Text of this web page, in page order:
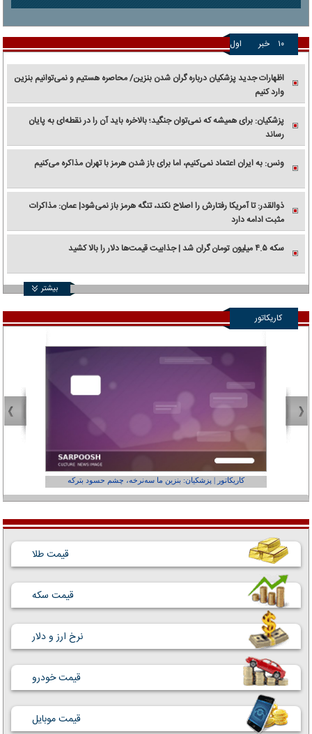
۱۰ خبر اول
اظهارات جدید پزشکیان درباره گران شدن بنزین/ محاصره هستیم و نمی‌توانیم بنزین
وارد کنیم
پزشکیان: برای همیشه که نمی‌توان جنگید؛ بالاخره باید آن را در نقطه‌ای به پایان
رساند
ونس: به ایران اعتماد نمی‌کنیم، اما برای باز شدن هرمز با تهران مذاکره می‌کنیم
ذوالقدر: تا آمریکا رفتارش را اصلاح نکند، تنگه هرمز باز نمی‌شود| عمان: مذاکرات
مثبت ادامه دارد
سکه ۴.۵ میلیون تومان گران شد | جذابیت قیمت‌ها دلار را بالا کشید
بیشتر
کاریکاتور
کاریکاتور | پزشکیان: بنزین ما سه‌نرخه، چشم حسود بترکه
قیمت طلا
قیمت سکه
نرخ ارز و دلار
قیمت خودرو
قیمت موبایل